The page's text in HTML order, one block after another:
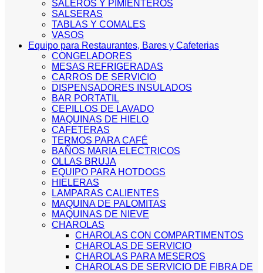
SALEROS Y PIMIENTEROS
SALSERAS
TABLAS Y COMALES
VASOS
Equipo para Restaurantes, Bares y Cafeterias
CONGELADORES
MESAS REFRIGERADAS
CARROS DE SERVICIO
DISPENSADORES INSULADOS
BAR PORTATIL
CEPILLOS DE LAVADO
MAQUINAS DE HIELO
CAFETERAS
TERMOS PARA CAFÉ
BAÑOS MARIA ELECTRICOS
OLLAS BRUJA
EQUIPO PARA HOTDOGS
HIELERAS
LAMPARAS CALIENTES
MAQUINA DE PALOMITAS
MAQUINAS DE NIEVE
CHAROLAS
CHAROLAS CON COMPARTIMENTOS
CHAROLAS DE SERVICIO
CHAROLAS PARA MESEROS
CHAROLAS DE SERVICIO DE FIBRA DE